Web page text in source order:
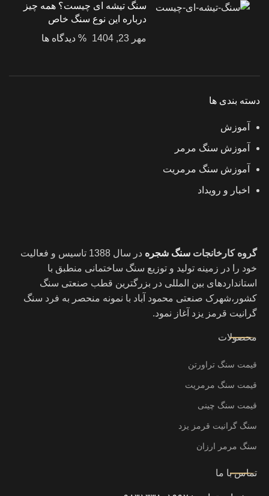
سنگ تیشه ای چیست؟ همه چیز
درباره این نوع سنگ خاص
مهر 23, 1404
% دیدگاه ها
دسته بندی ها
آموزش
آموزش سنگ مرمر
آموزش سنگ مرمریت
اخبار و رویداد
گروه کارخانجاتسنگ شجره
در سال 1388 تاسیس و فعالیت
خود را در زمینه تولید و توزیع سنگ ساختمانی منطبق با
استانداردهای بین المللی در بزرگترین قطب صنعتی سنگ
کشور،شهرک صنعتی محمود آباد با نمونه منحصر به فرد سنگ
گرانیت قرمز یزد آغاز نمود.
محصولات
قیمت سنگ تراورتن
قیمت سنگ مرمریت
قیمت سنگ چینی
سنگ گرانیت قرمز یزد
سنگ مرمر ارزان
تماس با ما